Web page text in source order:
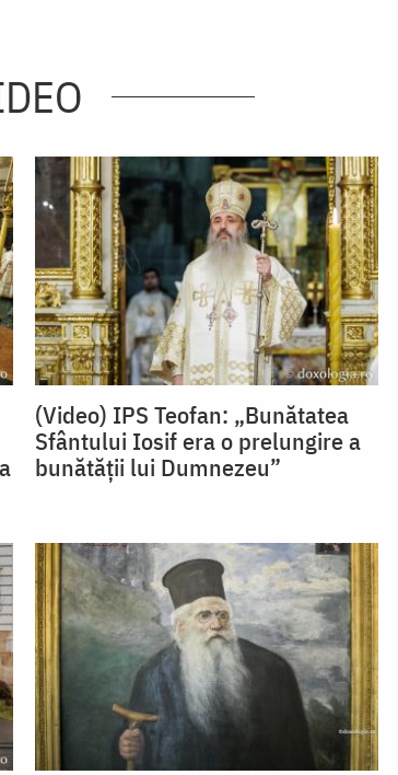
(Video) IPS Teofan: „Bunătatea
Sfântului Iosif era o prelungire a
bunătății lui Dumnezeu”